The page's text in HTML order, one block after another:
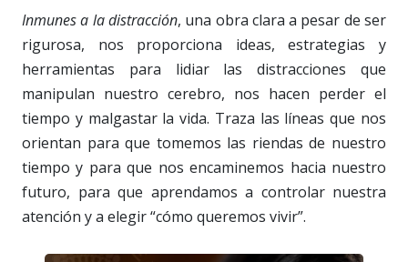
Inmunes a la distracción, una obra clara a pesar de ser
rigurosa, nos proporciona ideas, estrategias y
herramientas para lidiar las distracciones que
manipulan nuestro cerebro, nos hacen perder el
tiempo y malgastar la vida. Traza las líneas que nos
orientan para que tomemos las riendas de nuestro
tiempo y para que nos encaminemos hacia nuestro
futuro, para que aprendamos a controlar nuestra
atención y a elegir “cómo queremos vivir”.